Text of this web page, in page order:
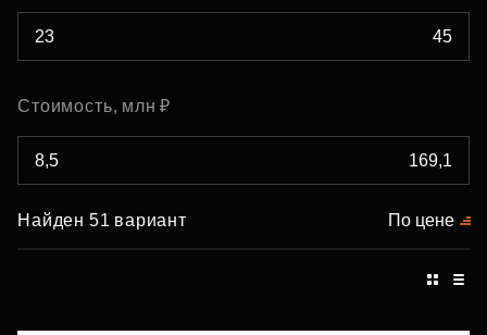
Стоимость, млн ₽
Найден 51 вариант По цене